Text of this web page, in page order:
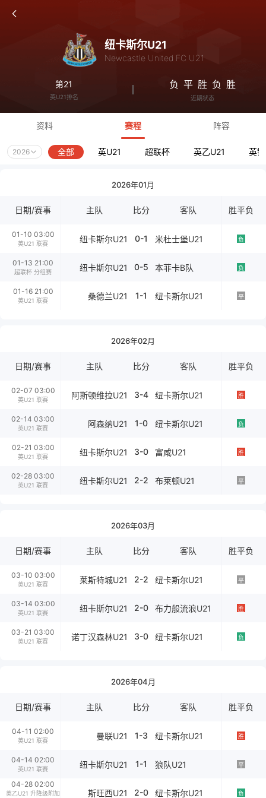
纽卡斯尔U21
Newcastle United FC U21
第21
英U21排名
负 平 胜 负 胜
近期状态
资料 赛程 阵容
2026 全部 英U21 超联杯 英乙U21 英
2026年01月
日期/赛事 主队 比分 客队 胜平负
01-10 03:00
英U21 联赛 纽卡斯尔U21 0-1 米杜士堡U21 负
01-13 21:00
超联杯 分组赛 纽卡斯尔U21 0-5 本菲卡B队 负
01-16 21:00
英U21 联赛 桑德兰U21 1-1 纽卡斯尔U21 平
2026年02月
日期/赛事 主队 比分 客队 胜平负
02-07 03:00
英U21 联赛 阿斯顿维拉U21 3-4 纽卡斯尔U21 胜
02-14 03:00
英U21 联赛 阿森纳U21 1-0 纽卡斯尔U21 负
02-21 03:00
英U21 联赛 纽卡斯尔U21 3-0 富咸U21 胜
02-28 03:00
英U21 联赛 纽卡斯尔U21 2-2 布莱顿U21 平
2026年03月
日期/赛事 主队 比分 客队 胜平负
03-10 03:00
英U21 联赛 莱斯特城U21 2-2 纽卡斯尔U21 平
03-14 03:00
英U21 联赛 纽卡斯尔U21 2-0 布力般流浪U21 胜
03-21 03:00
英U21 联赛 诺丁汉森林U21 3-0 纽卡斯尔U21 负
2026年04月
日期/赛事 主队 比分 客队 胜平负
04-11 02:00
英U21 联赛 曼联U21 1-3 纽卡斯尔U21 胜
04-14 02:00
英U21 联赛 纽卡斯尔U21 1-1 狼队U21 平
04-28 02:00
英乙U21 升降级附加 斯旺西U21 2-0 纽卡斯尔U21 负